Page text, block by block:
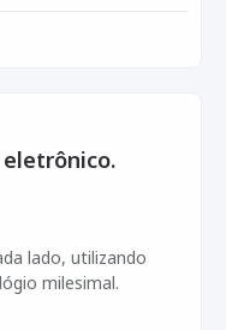
lado, utilizando
milesimal.